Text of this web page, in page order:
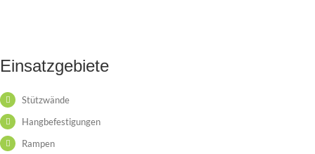
Einsatzgebiete
Stützwände
Hangbefestigungen
Rampen